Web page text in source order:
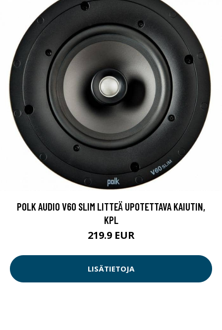
POLK AUDIO V60 SLIM LITTEÄ UPOTETTAVA KAIUTIN,
KPL
219.9 EUR
LISÄTIETOJA